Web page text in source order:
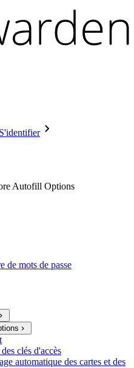
Autofill Options
de mots de passe
clés d'accès
automatique des cartes et des